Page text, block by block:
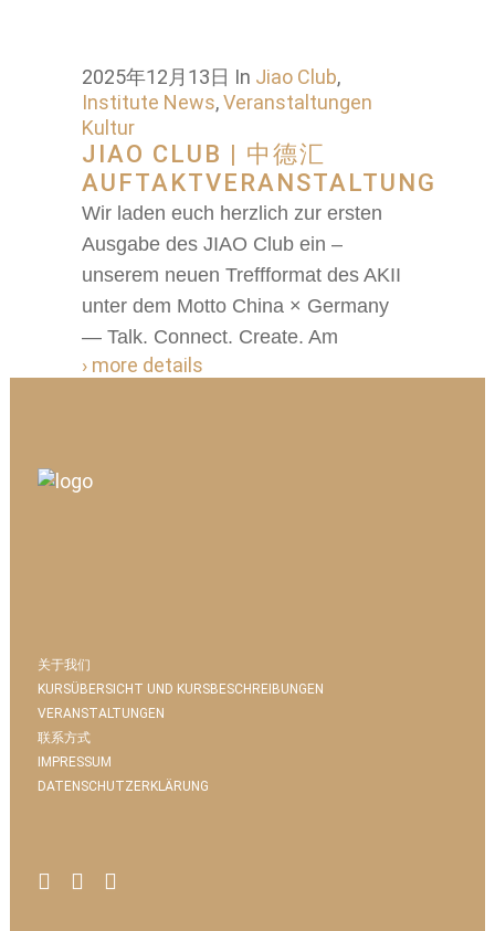
2025年12月13日 In Jiao Club,
Institute News,Veranstaltungen
Kultur
JIAO CLUB | 中德汇
AUFTAKTVERANSTALTUNG
Wir laden euch herzlich zur ersten
Ausgabe des JIAO Club ein –
unserem neuen Treffformat des AKII
unter dem Motto China × Germany
— Talk. Connect. Create. Am
› more details
关于我们
KURSÜBERSICHT UND KURSBESCHREIBUNGEN
VERANSTALTUNGEN
联系方式
IMPRESSUM
DATENSCHUTZERKLÄRUNG